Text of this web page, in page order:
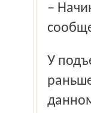
– Начинается вечер в пятницу... – прокомментировал
У подъезда дома уже дежурила машина. Приехавшие